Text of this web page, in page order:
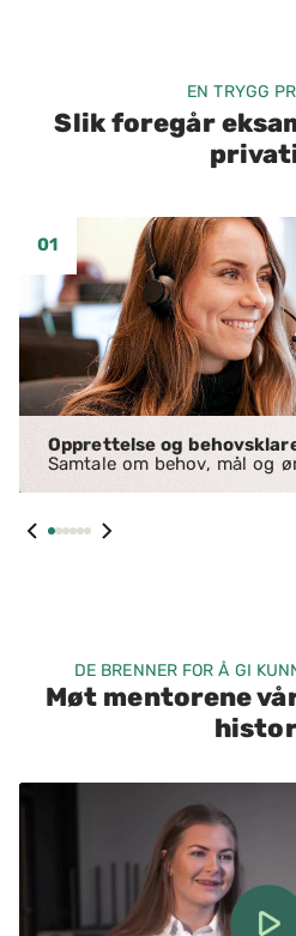
EN TRYGG
Slik foregår
01
Opprettelse og
Samtale om behov, mål og
DE BRENNER FOR Å GI
Møt mentorene